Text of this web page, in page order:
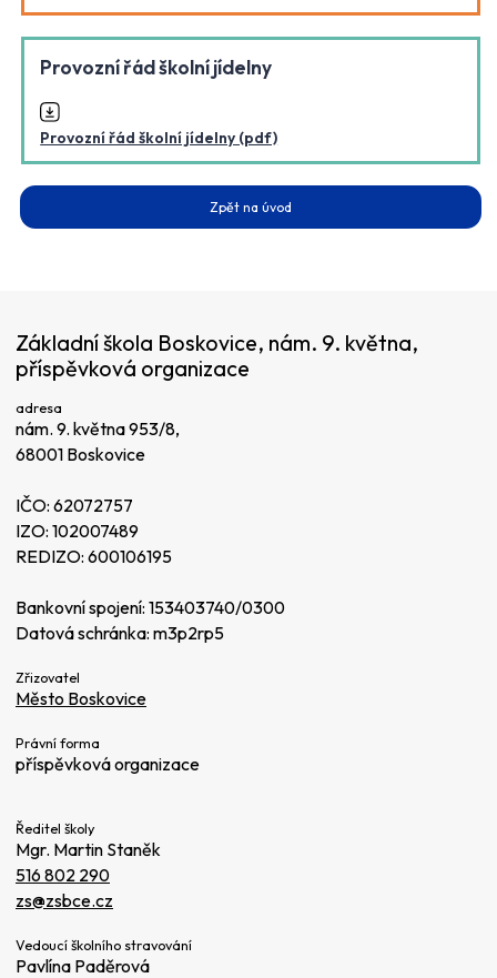
Provozní řád školní jídelny
Provozní řád školní jídelny (pdf)
Zpět na úvod
Základní škola Boskovice, nám. 9. května,
příspěvková organizace
adresa
nám. 9. května 953/8,
68001 Boskovice
IČO: 62072757
IZO: 102007489
REDIZO: 600106195
Bankovní spojení: 153403740/0300
Datová schránka: m3p2rp5
Zřizovatel
Město Boskovice
Právní forma
příspěvková organizace
Ředitel školy
Mgr. Martin Staněk
516 802 290
zs@zsbce.cz
Vedoucí školního stravování
Pavlína Paděrová